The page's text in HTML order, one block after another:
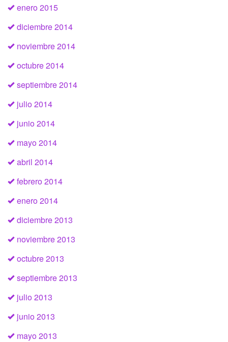
enero 2015
diciembre 2014
noviembre 2014
octubre 2014
septiembre 2014
julio 2014
junio 2014
mayo 2014
abril 2014
febrero 2014
enero 2014
diciembre 2013
noviembre 2013
octubre 2013
septiembre 2013
julio 2013
junio 2013
mayo 2013